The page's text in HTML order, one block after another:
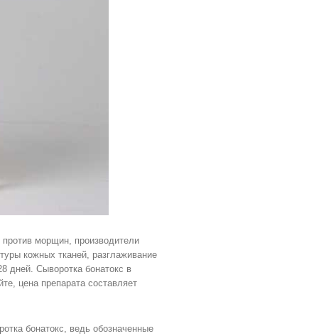
морщин, производители
кожных тканей, разглаживание
дней. Сыворотка бонатокс в
цена препарата составляет
бонатокс, ведь обозначенные